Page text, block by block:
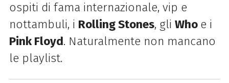
ospiti di fama internazionale, vip e
nottambuli, i Rolling Stones, gli Who e i
Pink Floyd. Naturalmente non mancano
le playlist.